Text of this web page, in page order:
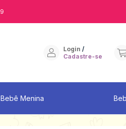
Login /
Cadastre-se
Bebê Menina